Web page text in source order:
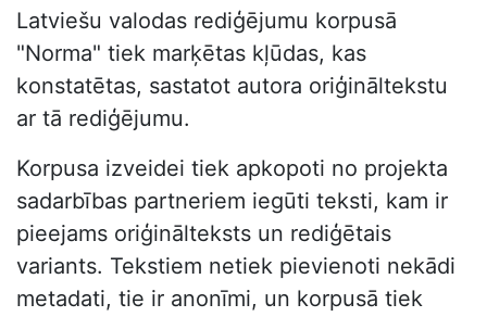
Latviešu valodas rediģējumu korpusā
"Norma" tiek marķētas kļūdas, kas
konstatētas, sastatot autora oriģināltekstu
ar tā rediģējumu.
Korpusa izveidei tiek apkopoti no projekta
sadarbības partneriem iegūti teksti, kam ir
pieejams oriģinālteksts un rediģētais
variants. Tekstiem netiek pievienoti nekādi
metadati, tie ir anonīmi, un korpusā tiek